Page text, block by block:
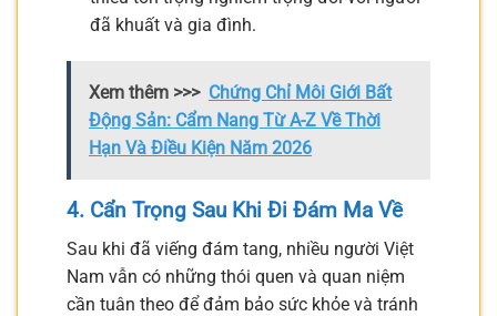
đã khuất và gia đình.
Xem thêm >>> Chứng Chỉ Môi Giới Bất
Động Sản: Cẩm Nang Từ A-Z Về Thời
Hạn Và Điều Kiện Năm 2026
4. Cẩn Trọng Sau Khi Đi Đám Ma Về
Sau khi đã viếng đám tang, nhiều người Việt
Nam vẫn có những thói quen và quan niệm
cần tuân theo để đảm bảo sức khỏe và tránh